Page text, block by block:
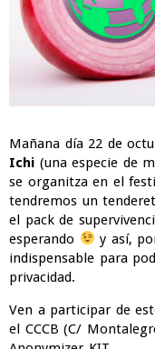
Mañana día 22 de
Ichi (una especie de
se organitza en el
tendremos un
el pack de
esperando
y así,
indispensable para
privacidad.
Ven a participar de
el CCCB (C/